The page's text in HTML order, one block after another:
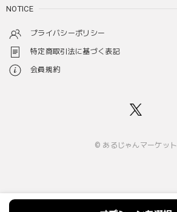
NOTICE
プライバシーポリシー
特定商取引法に基づく表記
会員規約
© あるじゃんマーケット